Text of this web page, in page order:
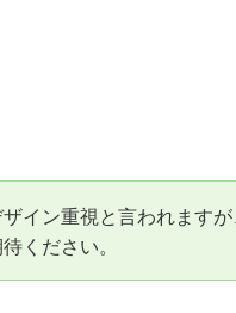
イン重視と言われます
ください。